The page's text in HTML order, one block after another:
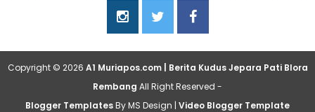
Copyright © 2026 A1 Muriapos.com | Berita Kudus Jepara Pati Blora
Rembang All Right Reserved -
Blogger TemplatesBy MS Design | Video Blogger Template